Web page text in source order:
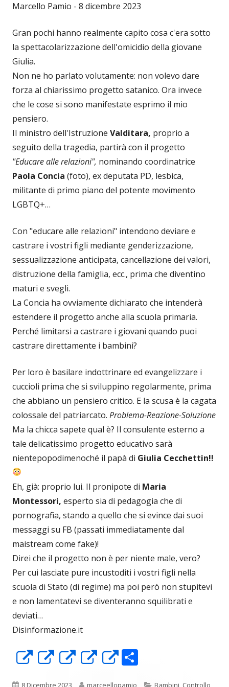
Marcello Pamio - 8 dicembre 2023
Gran pochi hanno realmente capito cosa c'era sotto
la spettacolarizzazione dell'omicidio della giovane
Giulia.
Non ne ho parlato volutamente: non volevo dare
forza al chiarissimo progetto satanico. Ora invece
che le cose si sono manifestate esprimo il mio
pensiero.
Il ministro dell'Istruzione Valditara, proprio a
seguito della tragedia, partirà con il progetto
"Educare alle relazioni", nominando coordinatrice
Paola Concia (foto), ex deputata PD, lesbica,
militante di primo piano del potente movimento
LGBTQ+…
Con "educare alle relazioni" intendono deviare e
castrare i vostri figli mediante genderizzazione,
sessualizzazione anticipata, cancellazione dei valori,
distruzione della famiglia, ecc., prima che diventino
maturi e svegli.
La Concia ha ovviamente dichiarato che intenderà
estendere il progetto anche alla scuola primaria.
Perché limitarsi a castrare i giovani quando puoi
castrare direttamente i bambini?
Per loro è basilare indottrinare ed evangelizzare i
cuccioli prima che si sviluppino regolarmente, prima
che abbiano un pensiero critico. E la scusa è la cagata
colossale del patriarcato. Problema-Reazione-Soluzione
Ma la chicca sapete qual è? Il consulente esterno a
tale delicatissimo progetto educativo sarà
nientepopodimenoché il papà di Giulia Cecchettin!!
Eh, già: proprio lui. Il pronipote di Maria
Montessori, esperto sia di pedagogia che di
pornografia, stando a quello che si evince dai suoi
messaggi su FB (passati immediatamente dal
maistream come fake)!
Direi che il progetto non è per niente male, vero?
Per cui lasciate pure incustoditi i vostri figli nella
scuola di Stato (di regime) ma poi però non stupitevi
e non lamentatevi se diventeranno squilibrati e
deviati…
Disinformazione.it
ApreApreApreApre
Apre
Pubblicato
8 Dicembre 2023 Autore
marceellopamio Categorie
Bambini Controllo